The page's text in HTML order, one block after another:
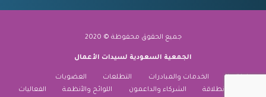
جميع الحقوق محفوظة © 2020
الجمعية السعودية لسيدات الأعمال
نبذة عنا الخدمات والمبادرات التطلعات
العضويات
منارة الانطلاقة
الشركاء والداعمون اللوائح والأنظمة الفعاليات